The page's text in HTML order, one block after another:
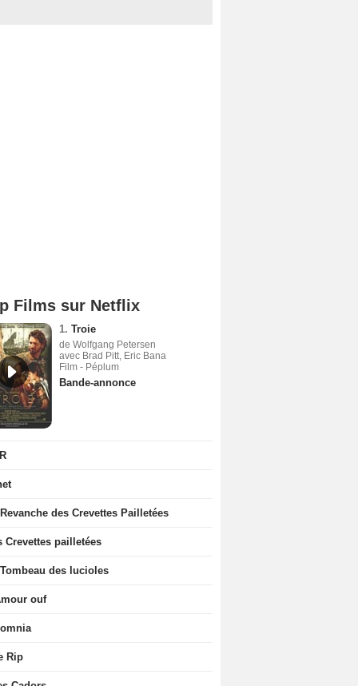
Films sur Netflix
1. Troie
de Wolfgang Petersen
avec Brad Pitt, Eric Bana
Film - Péplum
Bande-annonce
des Crevettes Pailletées
Crevettes pailletées
des lucioles
ouf
Rip